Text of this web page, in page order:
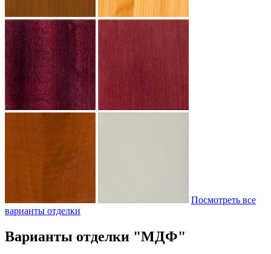
Посмотреть все
варианты отделки
Варианты отделки "МДФ"